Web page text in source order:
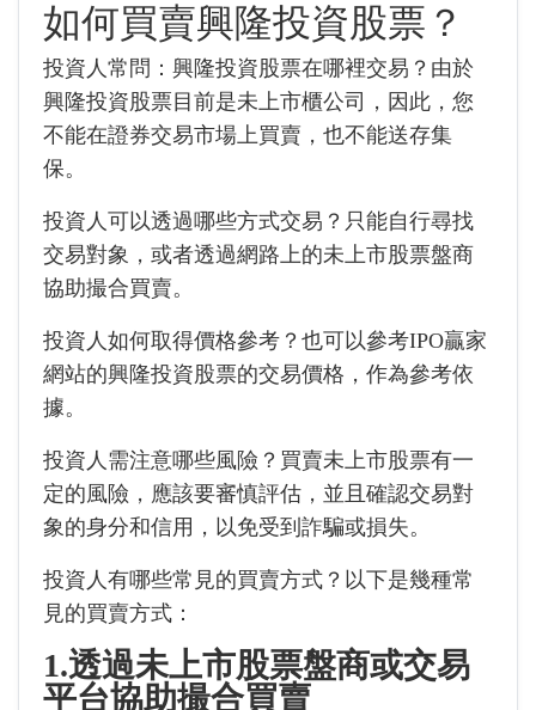
如何買賣興隆投資股票？
投資人常問：興隆投資股票在哪裡交易？由於
興隆投資股票目前是未上市櫃公司，因此，您
不能在證券交易市場上買賣，也不能送存集
保。
投資人可以透過哪些方式交易？只能自行尋找
交易對象，或者透過網路上的未上市股票盤商
協助撮合買賣。
投資人如何取得價格參考？也可以參考IPO贏家
網站的興隆投資股票的交易價格，作為參考依
據。
投資人需注意哪些風險？買賣未上市股票有一
定的風險，應該要審慎評估，並且確認交易對
象的身分和信用，以免受到詐騙或損失。
投資人有哪些常見的買賣方式？以下是幾種常
見的買賣方式：
1.透過未上市股票盤商或交易
平台協助撮合買賣